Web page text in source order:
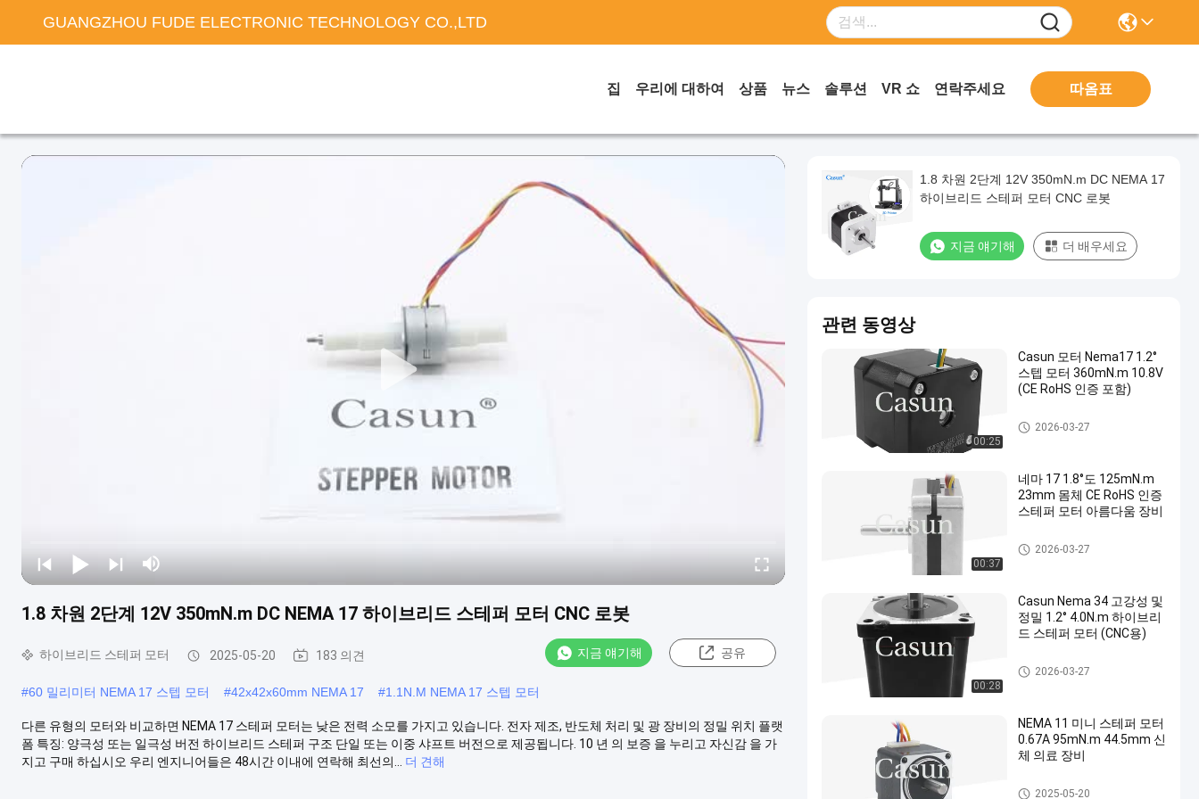
GUANGZHOU FUDE ELECTRONIC TECHNOLOGY CO.,LTD
집 우리에 대하여 상품 뉴스 솔루션 VR 쇼 연락주세요 따옴표
1.8 차원 2단계 12V 350mN.m DC NEMA 17 하이브리드 스테퍼 모터 CNC 로봇
하이브리드 스테퍼 모터 2025-05-20 183 의견 지금 얘기해 공유
#60 밀리미터 NEMA 17 스텝 모터 #42x42x60mm NEMA 17 #1.1N.M NEMA 17 스텝 모터
다른 유형의 모터와 비교하면 NEMA 17 스테퍼 모터는 낮은 전력 소모를 가지고 있습니다. 전자 제조, 반도체 처리 및 광 장비의 정밀 위치 플랫
폼 특징: 양극성 또는 일극성 버전 하이브리드 스테퍼 구조 단일 또는 이중 샤프트 버전으로 제공됩니다. 10 년 의 보증 을 누리고 자신감 을 가
지고 구매 하십시오 우리 엔지니어들은 48시간 이내에 연락해 최선의...
더 견해
1.8 차원 2단계 12V 350mN.m DC NEMA 17
하이브리드 스테퍼 모터 CNC 로봇
지금 얘기해 더 배우세요
관련 동영상
00:25
Casun 모터 Nema17 1.2°
스텝 모터 360mN.m 10.8V
(CE RoHS 인증 포함)
nema 17 스테퍼 모터
2026-03-27
00:37
네마 17 1.8°도 125mN.m
23mm 몸체 CE RoHS 인증
스테퍼 모터 아름다움 장비
nema 17 스테퍼 모터
2026-03-27
00:28
Casun Nema 34 고강성 및
정밀 1.2° 4.0N.m 하이브리
드 스테퍼 모터 (CNC용)
nema 17 스테퍼 모터
2026-03-27
NEMA 11 미니 스테퍼 모터
0.67A 95mN.m 44.5mm 신
체 의료 장비
nema 11 스텝 모터
2025-05-20